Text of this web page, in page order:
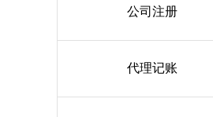
公司注册
代理记账